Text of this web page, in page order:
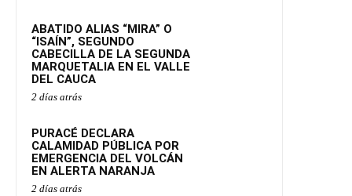
ABATIDO ALIAS “MIRA” O
“ISAÍN”, SEGUNDO
CABECILLA DE LA SEGUNDA
MARQUETALIA EN EL VALLE
DEL CAUCA
2 días atrás
PURACÉ DECLARA
CALAMIDAD PÚBLICA POR
EMERGENCIA DEL VOLCÁN
EN ALERTA NARANJA
2 días atrás